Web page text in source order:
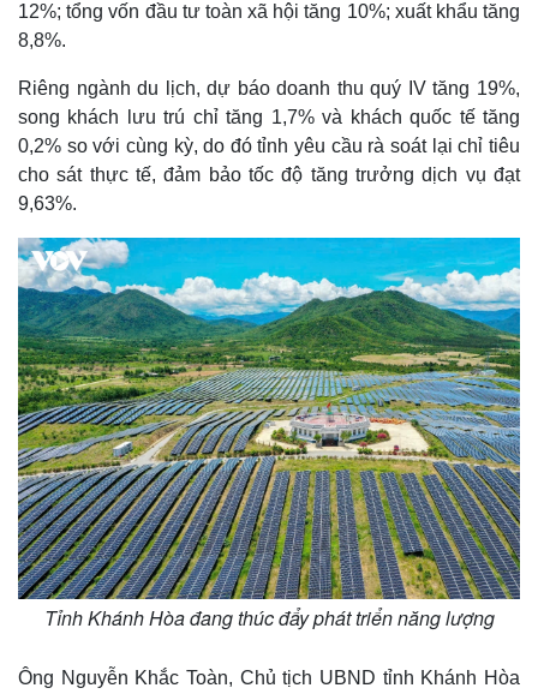
n
n
g
e
12%; tổng vốn đầu tư toàn xã hội tăng 10%; xuất khẩu tăng
8,8%.
Riêng ngành du lịch, dự báo doanh thu quý IV tăng 19%,
song khách lưu trú chỉ tăng 1,7% và khách quốc tế tăng
0,2% so với cùng kỳ, do đó tỉnh yêu cầu rà soát lại chỉ tiêu
cho sát thực tế, đảm bảo tốc độ tăng trưởng dịch vụ đạt
9,63%.
Tỉnh Khánh Hòa đang thúc đẩy phát triển năng lượng
Ông Nguyễn Khắc Toàn, Chủ tịch UBND tỉnh Khánh Hòa